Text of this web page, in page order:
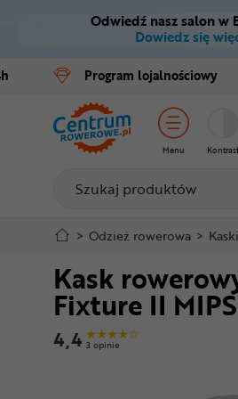
Menu główne
Informacje o
Do koszyka
Szczegółowe
Stopka
Mapa strony
Odwiedź nasz salon w
Dowiedz się
Program lojalnościowy
Menu Kontrast
Rowery
E-bike
Części
Akcesoria
Odzież
Kaski
Buty
> Odzież rowerowa >
Kask
Fixture II MIPS
4,4 3 opinie